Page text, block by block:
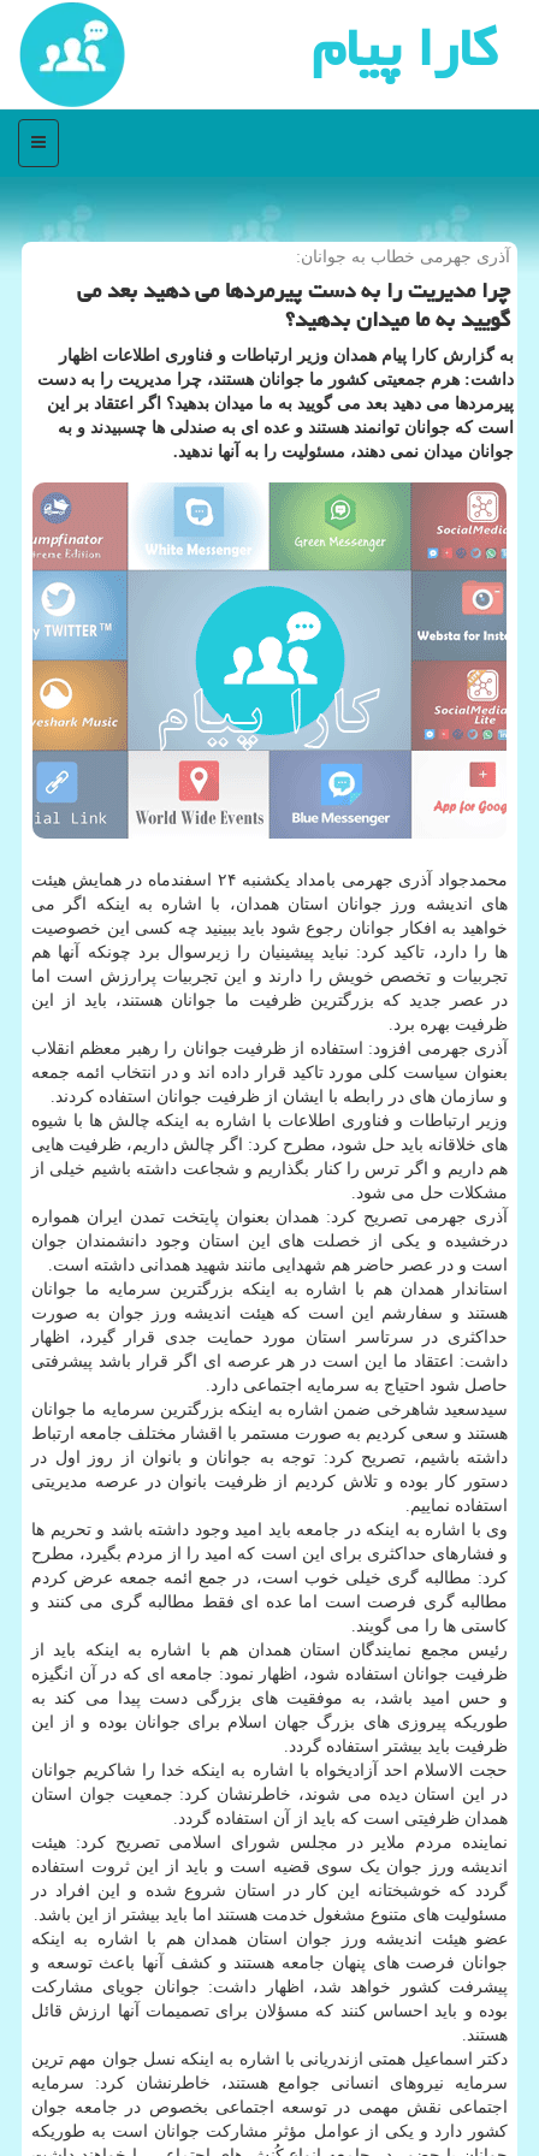
كارا پیام
منو
آذری جهرمی خطاب به جوانان:
چرا مدیریت را به دست پیرمردها می دهید بعد می
گویید به ما میدان بدهید؟
به گزارش کارا پیام همدان وزیر ارتباطات و فناوری اطلاعات اظهار
داشت: هرم جمعیتی کشور ما جوانان هستند، چرا مدیریت را به دست
پیرمردها می دهید بعد می گویید به ما میدان بدهید؟ اگر اعتقاد بر این
است که جوانان توانمند هستند و عده ای به صندلی ها چسبیدند و به
جوانان میدان نمی دهند، مسئولیت را به آنها ندهید.
محمدجواد آذری جهرمی بامداد یکشنبه ۲۴ اسفندماه در همایش هیئت
های اندیشه ورز جوانان استان همدان، با اشاره به اینکه اگر می
خواهید به افکار جوانان رجوع شود باید ببینید چه کسی این خصوصیت
ها را دارد، تاکید کرد: نباید پیشینیان را زیرسوال برد چونکه آنها هم
تجربیات و تخصص خویش را دارند و این تجربیات پرارزش است اما
در عصر جدید که بزرگترین ظرفیت ما جوانان هستند، باید از این
ظرفیت بهره برد.
آذری جهرمی افزود: استفاده از ظرفیت جوانان را رهبر معظم انقلاب
بعنوان سیاست کلی مورد تاکید قرار داده اند و در انتخاب ائمه جمعه
و سازمان های در رابطه با ایشان از ظرفیت جوانان استفاده کردند.
وزیر ارتباطات و فناوری اطلاعات با اشاره به اینکه چالش ها با شیوه
های خلاقانه باید حل شود، مطرح کرد: اگر چالش داریم، ظرفیت هایی
هم داریم و اگر ترس را کنار بگذاریم و شجاعت داشته باشیم خیلی از
مشکلات حل می شود.
آذری جهرمی تصریح کرد: همدان بعنوان پایتخت تمدن ایران همواره
درخشیده و یکی از خصلت های این استان وجود دانشمندان جوان
است و در عصر حاضر هم شهدایی مانند شهید همدانی داشته است.
استاندار همدان هم با اشاره به اینکه بزرگترین سرمایه ما جوانان
هستند و سفارشم این است که هیئت اندیشه ورز جوان به صورت
حداکثری در سرتاسر استان مورد حمایت جدی قرار گیرد، اظهار
داشت: اعتقاد ما این است در هر عرصه ای اگر قرار باشد پیشرفتی
حاصل شود احتیاج به سرمایه اجتماعی دارد.
سیدسعید شاهرخی ضمن اشاره به اینکه بزرگترین سرمایه ما جوانان
هستند و سعی کردیم به صورت مستمر با اقشار مختلف جامعه ارتباط
داشته باشیم، تصریح کرد: توجه به جوانان و بانوان از روز اول در
دستور کار بوده و تلاش کردیم از ظرفیت بانوان در عرصه مدیریتی
استفاده نماییم.
وی با اشاره به اینکه در جامعه باید امید وجود داشته باشد و تحریم ها
و فشارهای حداکثری برای این است که امید را از مردم بگیرد، مطرح
کرد: مطالبه گری خیلی خوب است، در جمع ائمه جمعه عرض کردم
مطالبه گری فرصت است اما عده ای فقط مطالبه گری می کنند و
کاستی ها را می گویند.
رئیس مجمع نمایندگان استان همدان هم با اشاره به اینکه باید از
ظرفیت جوانان استفاده شود، اظهار نمود: جامعه ای که در آن انگیزه
و حس امید باشد، به موفقیت های بزرگی دست پیدا می کند به
طوریکه پیروزی های بزرگ جهان اسلام برای جوانان بوده و از این
ظرفیت باید بیشتر استفاده گردد.
حجت الاسلام احد آزادیخواه با اشاره به اینکه خدا را شاکریم جوانان
در این استان دیده می شوند، خاطرنشان کرد: جمعیت جوان استان
همدان ظرفیتی است که باید از آن استفاده گردد.
نماینده مردم ملایر در مجلس شورای اسلامی تصریح کرد: هیئت
اندیشه ورز جوان یک سوی قضیه است و باید از این ثروت استفاده
گردد که خوشبختانه این کار در استان شروع شده و این افراد در
مسئولیت های متنوع مشغول خدمت هستند اما باید بیشتر از این باشد.
عضو هیئت اندیشه ورز جوان استان همدان هم با اشاره به اینکه
جوانان فرصت های پنهان جامعه هستند و کشف آنها باعث توسعه و
پیشرفت کشور خواهد شد، اظهار داشت: جوانان جویای مشارکت
بوده و باید احساس کنند که مسؤلان برای تصمیمات آنها ارزش قائل
هستند.
دکتر اسماعیل همتی ازندریانی با اشاره به اینکه نسل جوان مهم ترین
سرمایه نیروهای انسانی جوامع هستند، خاطرنشان کرد: سرمایه
اجتماعی نقش مهمی در توسعه اجتماعی بخصوص در جامعه جوان
کشور دارد و یکی از عوامل مؤثر مشارکت جوانان است به طوریکه